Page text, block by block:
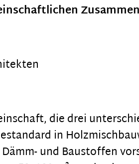
die drei
in
und Baustoffen